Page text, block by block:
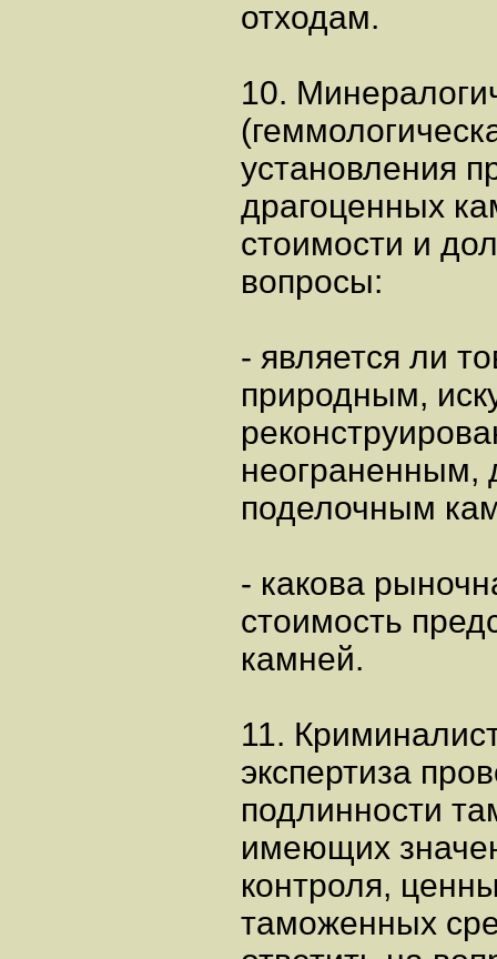
отходам.
10.
установления
драгоценных
стоимости и
вопросы:
- является ли
природным,
неограненным,
поделочным
- какова
стоимость
камней.
11.
экспертиза
подлинности
имеющих
контроля,
таможенных